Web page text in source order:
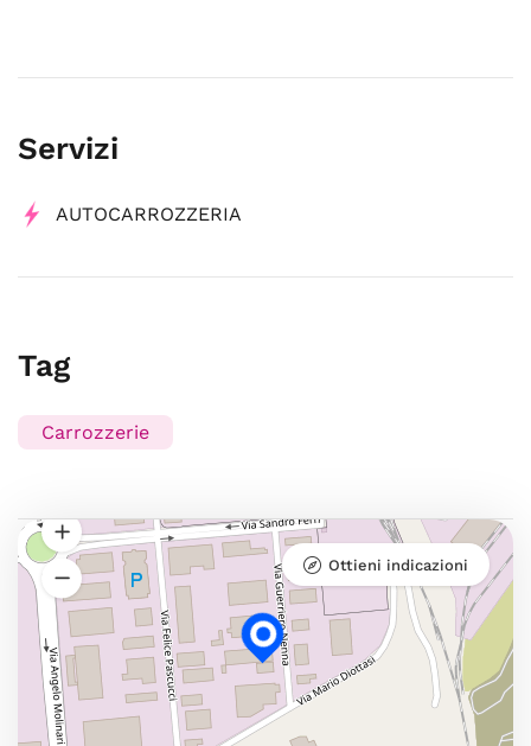
Servizi
AUTOCARROZZERIA
Tag
Carrozzerie
Ottieni indicazioni